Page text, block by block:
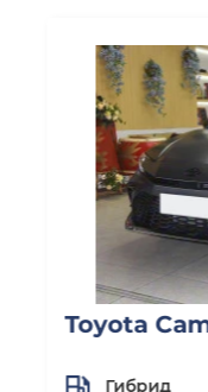
Toyota
Гибрид